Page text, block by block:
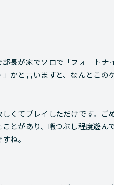
長が家でソロで「フォートナ
かと言いますと、なんとこ
くてプレイしただけです。ご
とがあり、暇つぶし程度遊ん
ね。